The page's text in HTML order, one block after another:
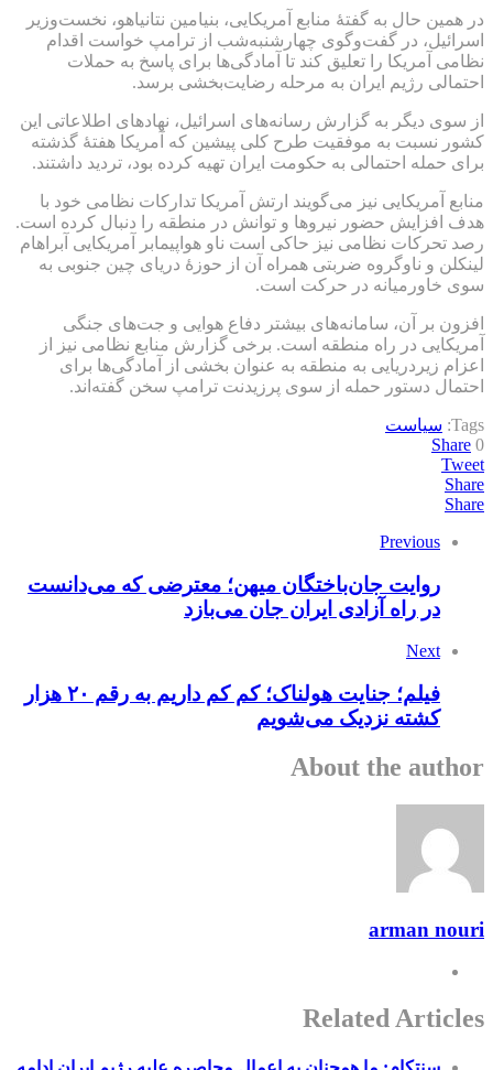
در همین حال به گفتهٔ منابع آمریکایی، بنیامین نتانیاهو، نخست‌وزیر
اسرائیل، در گفت‌وگوی چهارشنبه‌شب از ترامپ خواست اقدام
نظامی آمریکا را تعلیق کند تا آمادگی‌ها برای پاسخ به حملات
احتمالی رژیم ایران به مرحله رضایت‌بخشی برسد.
از سوی دیگر به گزارش رسانه‌های اسرائیل، نهادهای اطلاعاتی این
کشور نسبت به موفقیت طرح کلی پیشین که آمریکا هفتهٔ گذشته
برای حمله احتمالی به حکومت ایران تهیه کرده بود، تردید داشتند.
منابع آمریکایی نیز می‌گویند ارتش آمریکا تدارکات نظامی خود با
هدف افزایش حضور نیروها و توانش در منطقه را دنبال کرده است.
رصد تحرکات نظامی نیز حاکی است ناو هواپیمابر آمریکایی آبراهام
لینکلن و ناوگروه ضربتی همراه آن از حوزهٔ دریای چین جنوبی به
سوی خاورمیانه در حرکت است.
افزون بر آن، سامانه‌های بیشتر دفاع هوایی و جت‌های جنگی
آمریکایی در راه منطقه است. برخی گزارش منابع نظامی نیز از
اعزام زیردریایی به منطقه به عنوان بخشی از آمادگی‌ها برای
احتمال دستور حمله از سوی پرزیدنت ترامپ سخن گفته‌اند.
Tags: سیاست
Share 0
Tweet
Share
Share
Previous
روایت‌ جان‌باختگان میهن؛ معترضی که می‌دانست
در راه آزادی ایران جان می‌بازد
Next
فیلم؛ جنایت هولناک؛ کم کم داریم به رقم ۲۰ هزار
کشته نزدیک می‌شویم
About the author
arman nouri
Related Articles